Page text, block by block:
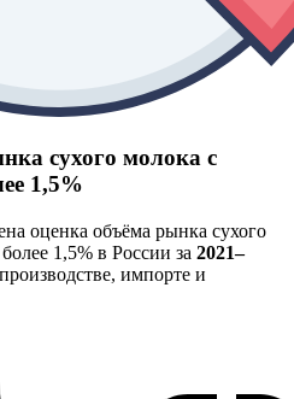
сухого молока с
1,5%
оценка объёма рынка сухого
1,5% в России за 2021–
импорте и